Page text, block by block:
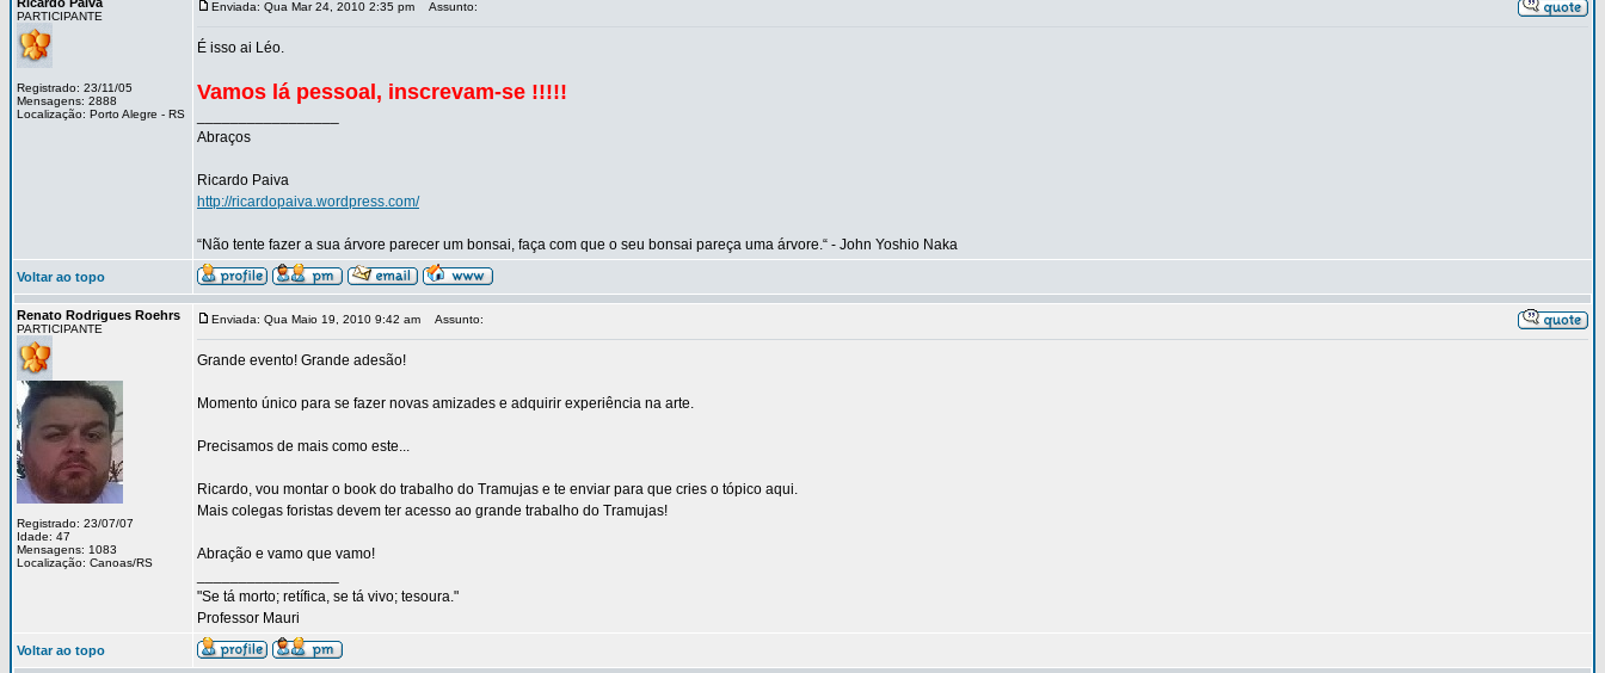
PARTICIPANTE
Registrado: 23/11/05
Mensagens: 2888
Localização: Porto Alegre - RS
Enviada: Qua Mar 24, 2010 2:35 pm Assunto:
É isso ai Léo.
Vamos lá pessoal, inscrevam-se !!!!!
Abraços
Ricardo Paiva
http://ricardopaiva.wordpress.com/
“Não tente fazer a sua árvore parecer um bonsai, faça com que o seu bonsai pareça uma árvore.“ - John Yoshio Naka
Voltar ao topo
Renato Rodrigues Roehrs
PARTICIPANTE
Registrado: 23/07/07
Idade: 47
Mensagens: 1083
Localização: Canoas/RS
Enviada: Qua Maio 19, 2010 9:42 am Assunto:
Grande evento! Grande adesão!
Momento único para se fazer novas amizades e adquirir experiência na arte.
Precisamos de mais como este...
Ricardo, vou montar o book do trabalho do Tramujas e te enviar para que cries o tópico aqui.
Mais colegas foristas devem ter acesso ao grande trabalho do Tramujas!
Abração e vamo que vamo!
"Se tá morto; retífica, se tá vivo; tesoura."
Professor Mauri
Voltar ao topo